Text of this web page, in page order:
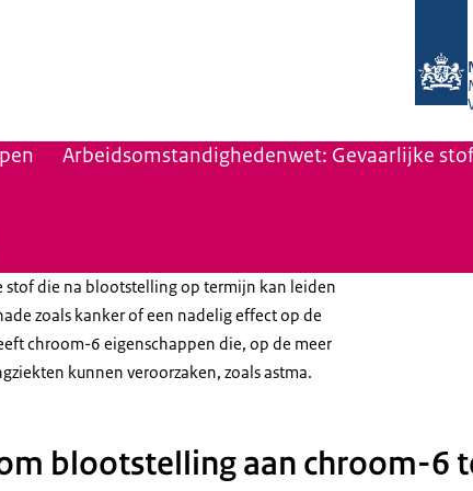
Arbeidsomstandighedenwet: Gevaarlijke
stof die na blootstelling op termijn kan leiden
zoals kanker of een nadelig effect op de
chroom-6 eigenschappen die, op de meer
kunnen veroorzaken, zoals astma.
blootstelling aan chroom-6